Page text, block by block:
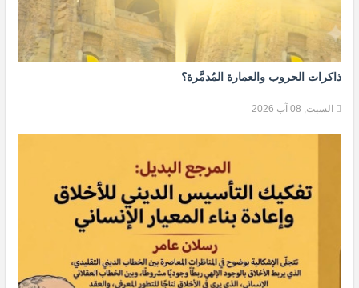
ذاكرات الحروب والعمارة المُدمَّرة؟
السبت, 08 آب 2026